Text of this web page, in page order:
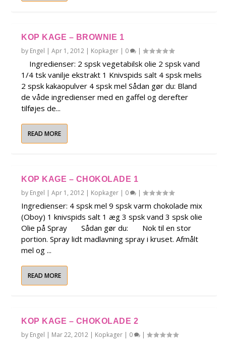
KOP KAGE – BROWNIE 1
by Engel |Apr 1, 2012 | Kopkager | 0 |
Ingredienser: 2 spsk vegetabilsk olie 2 spsk vand
1/4 tsk vanilje ekstrakt 1 Knivspids salt 4 spsk melis
2 spsk kakaopulver 4 spsk mel Sådan gør du: Bland
de våde ingredienser med en gaffel og derefter
tilføjes de...
READ MORE
KOP KAGE – CHOKOLADE 1
by Engel |Apr 1, 2012 | Kopkager | 0 |
Ingredienser: 4 spsk mel 9 spsk varm chokolade mix
(Oboy) 1 knivspids salt 1 æg 3 spsk vand 3 spsk olie
Olie på Spray Sådan gør du: Nok til en stor
portion. Spray lidt madlavning spray i kruset. Afmålt
mel og ...
READ MORE
KOP KAGE – CHOKOLADE 2
by Engel | Mar 22, 2012 | Kopkager | 0 |